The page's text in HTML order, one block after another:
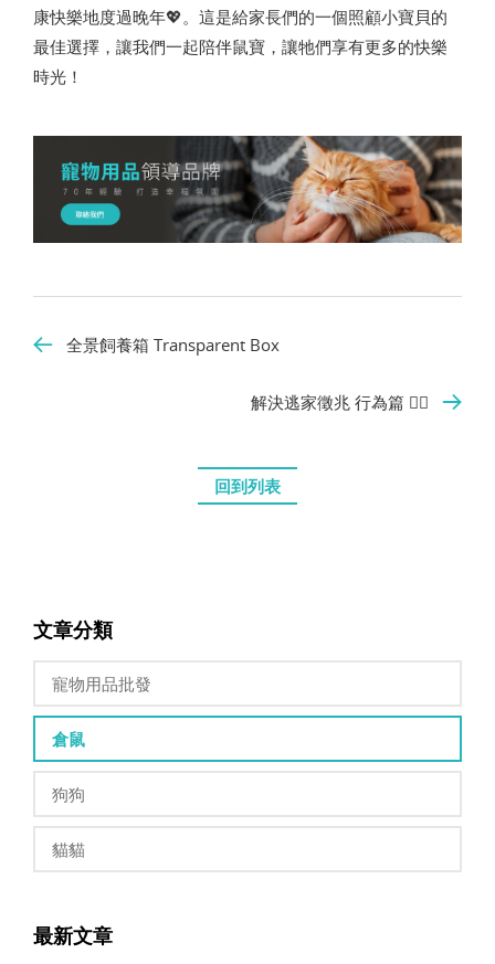
康快樂地度過晚年💖。這是給家長們的一個照顧小寶貝的
最佳選擇，讓我們一起陪伴鼠寶，讓牠們享有更多的快樂
時光！
全景飼養箱 Transparent Box
解決逃家徵兆 行為篇 🏃‍♂️
回到列表
文章分類
寵物用品批發
倉鼠
狗狗
貓貓
最新文章